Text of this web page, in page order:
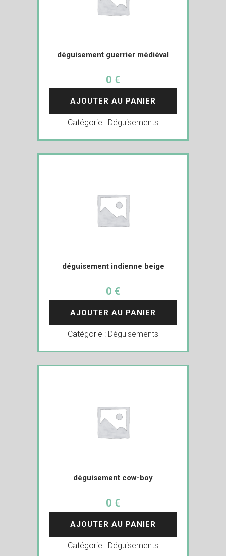
déguisement guerrier médiéval
0 €
AJOUTER AU PANIER
Catégorie : Déguisements
déguisement indienne beige
0 €
AJOUTER AU PANIER
Catégorie : Déguisements
déguisement cow-boy
0 €
AJOUTER AU PANIER
Catégorie : Déguisements